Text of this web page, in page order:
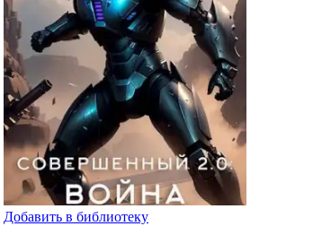
Добавить в библиотеку